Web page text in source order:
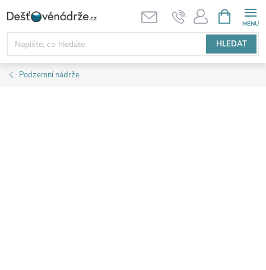
na
obsah
HLEDAT
NÁKUPNÍ
KOŠÍK
Podzemní nádrže